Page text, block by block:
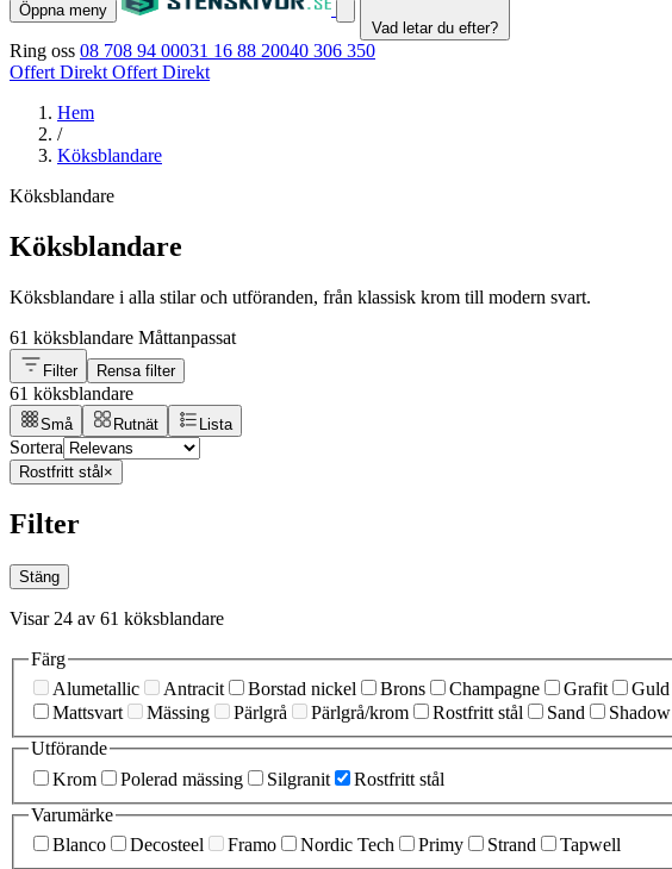
Öppna meny
Vad letar du efter?
Ring oss 08 708 94 00031 16 88 20040 306 350
Offert Direkt Offert Direkt
Hem
/
Köksblandare
Köksblandare
Köksblandare
Köksblandare i alla stilar och utföranden, från klassisk krom till modern svart.
61 köksblandare Måttanpassat
Filter Rensa filter
61 köksblandare
Små Rutnät Lista
Sortera
Rostfritt stål ×
Filter
Stäng
Visar 24 av 61 köksblandare
Färg
Alumetallic
Antracit Borstad nickel Brons Champagne Grafit Guld
Mattsvart
Mässing Pärlgrå Pärlgrå/krom Rostfritt stål Sand Shadow
Utförande
Krom
Polerad mässing Silgranit
Rostfritt stål
Varumärke
Blanco
Decosteel Framo Nordic Tech Primy Strand
Tapwell